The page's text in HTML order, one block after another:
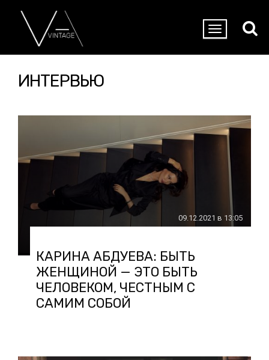
ИНТЕРВЬЮ
09.12.2021 в 13:05
КАРИНА АБДУЕВА: БЫТЬ
ЖЕНЩИНОЙ — ЭТО БЫТЬ
ЧЕЛОВЕКОМ, ЧЕСТНЫМ С
САМИМ СОБОЙ